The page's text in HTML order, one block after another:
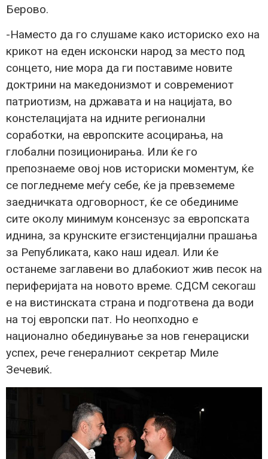
Берово.
-Наместо да го слушаме како историско ехо на
крикот на еден исконски народ за место под
сонцето, ние мора да ги поставиме новите
доктрини на македонизмот и современиот
патриотизм, на државата и на нацијата, во
констелацијата на идните регионални
соработки, на европските асоцирања, на
глобални позиционирања. Или ќе го
препознаеме овој нов историски моментум, ќе
се погледнеме меѓу себе, ќе ја превземеме
заедничката одговорност, ќе се обединиме
сите околу минимум консензус за европската
иднина, за крунските егзистенцијални прашања
за Републиката, како наш идеал. Или ќе
останеме заглавени во длабокиот жив песок на
периферијата на новото време. СДСМ секогаш
е на вистинската страна и подготвена да води
на тој европски пат. Но неопходно е
национално обединување за нов генерациски
успех, рече генералниот секретар Миле
Зечевиќ.